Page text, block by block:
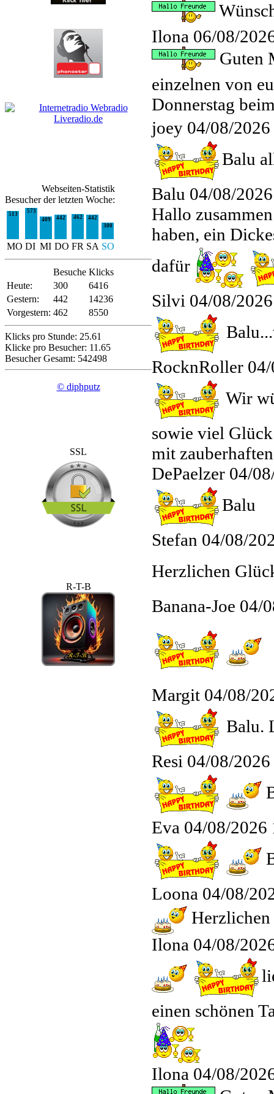
Webseiten-Statistik
Besucher der letzten Woche:
513
573
409
442 462
442
300
MO DI MI DO FR SA SO
Besuche Klicks
Heute:
300
6416
Gestern:
442
14236
Vorgestern: 462 8550
Klicks pro Stunde: 25.61
Klicke pro Besucher: 11.65
Besucher Gesamt: 542498
© diphputz
SSL
R-T-B
Ilona 06/08/
Guten
einzelnen von
Donnerstag
joey 04/08/
Balu
Balu 04/08/
Hallo
haben, ein
dafür
Silvi 04/08/
RocknRoller
Wir
sowie viel Glück
mit
DePaelzer 04/
Balu
Stefan 04/08/
Herzlichen
Banana-Joe 04/
Margit 04/08/
Balu.
Resi 04/08/
Eva 04/08/2026
Loona 04/08/
Ilona 04/08/
einen schönen
Ilona 04/08/